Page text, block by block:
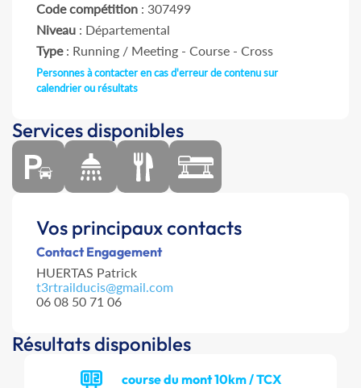
Code compétition : 307499
Niveau : Départemental
Type: Running / Meeting - Course - Cross
Personnes à contacter en cas d'erreur de contenu sur
calendrier ou résultats
Services disponibles
Vos principaux contacts
Contact Engagement
HUERTAS Patrick
t3rtrailducis@gmail.com
06 08 50 71 06
Résultats disponibles
course du mont 10km / TCX